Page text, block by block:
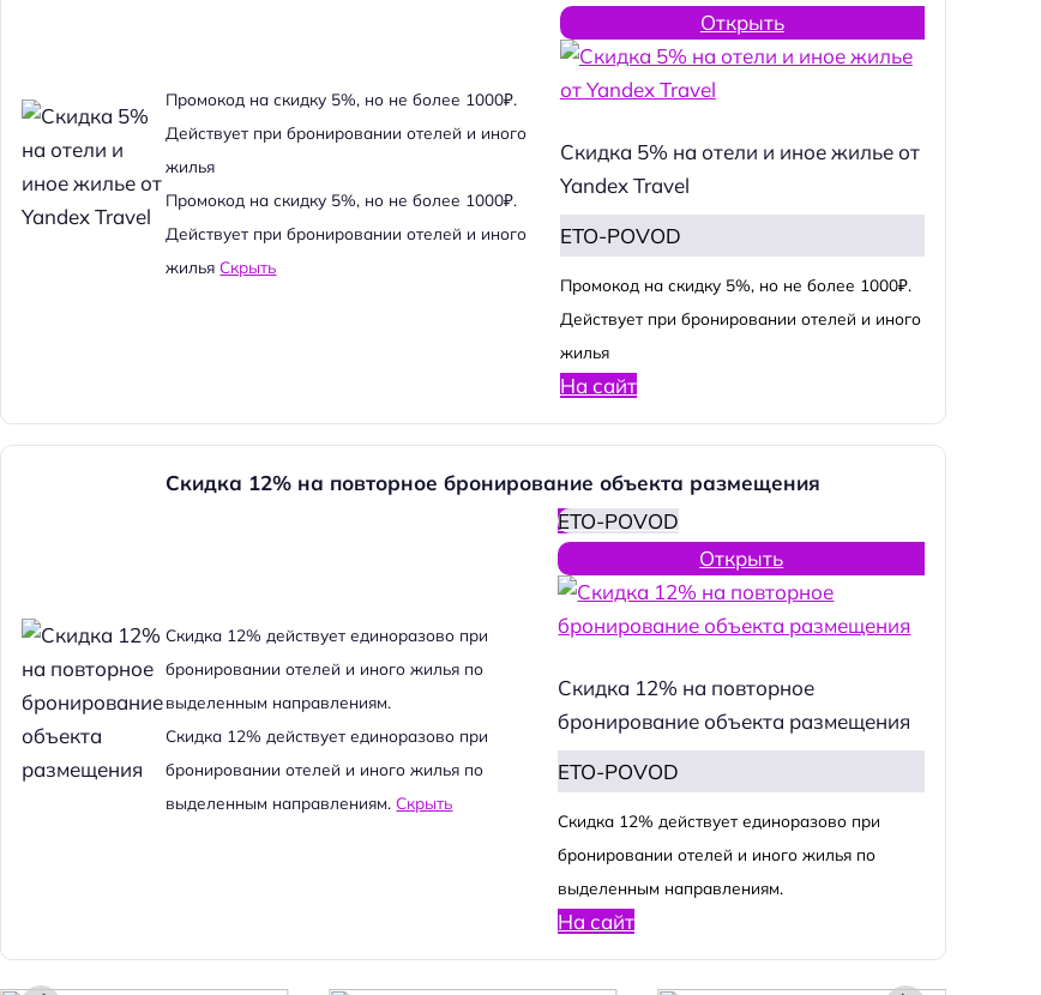
Промокод на скидку 5%, но не более 1000₽.
Действует при бронировании отелей и иного
жилья
Промокод на скидку 5%, но не более 1000₽.
Действует при бронировании отелей и иного
жильяСкрыть
Открыть
Скидка 5% на отели и иное жилье от
Yandex Travel
ETO-POVOD
Промокод на скидку 5%, но не более 1000₽.
Действует при бронировании отелей и иного
жилья
На сайт
Скидка 12% на повторное бронирование объекта размещения
Cкидка 12% действует единоразово при
бронировании отелей и иного жилья по
выделенным направлениям.
Cкидка 12% действует единоразово при
бронировании отелей и иного жилья по
выделенным направлениям.Скрыть
ETO-POVOD
Открыть
Скидка 12% на повторное
бронирование объекта размещения
ETO-POVOD
Cкидка 12% действует единоразово при
бронировании отелей и иного жилья по
выделенным направлениям.
На сайт